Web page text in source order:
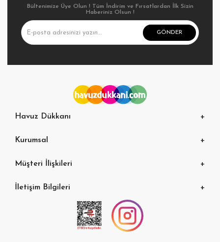
Bültenimize Üye Olun ! Tüm İndirim ve Fırsatlardan İlk Sizin
Haberiniz Olsun !
GÖNDER
Havuz Dükkanı
Kurumsal
Müşteri İlişkileri
İletişim Bilgileri